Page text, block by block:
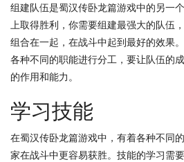
组建队伍是蜀汉传卧龙篇游戏中的另一
上取得胜利，你需要组建最强大的队伍
组合在一起，在战斗中起到最好的效果
各种不同的职能进行分工，要让队伍的
的作用和能力。
学习技能
在蜀汉传卧龙篇游戏中，有着各种不同
家在战斗中更容易获胜。技能的学习需